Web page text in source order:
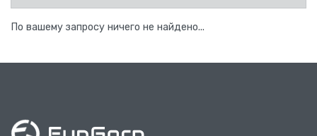
По вашему запросу ничего не найдено...